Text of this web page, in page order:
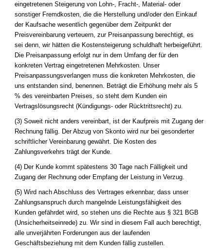
eingetretenen Steigerung von Lohn-, Fracht-, Material- oder
sonstiger Fremdkosten, die die Herstellung und/oder den Einkauf
der Kaufsache wesentlich gegenüber dem Zeitpunkt der
Preisvereinbarung verteuern, zur Preisanpassung berechtigt, es
sei denn, wir hätten die Kostensteigerung schuldhaft herbeigeführt.
Die Preisanpassung erfolgt nur in dem Umfang der für den
konkreten Vertrag eingetretenen Mehrkosten. Unser
Preisanpassungsverlangen muss die konkreten Mehrkosten, die
uns entstanden sind, benennen. Beträgt die Erhöhung mehr als 5
% des vereinbarten Preises, so steht dem Kunden ein
Vertragslösungsrecht (Kündigungs- oder Rücktrittsrecht) zu.
(3) Soweit nicht anders vereinbart, ist der Kaufpreis mit Zugang der
Rechnung fällig. Der Abzug von Skonto wird nur bei gesonderter
schriftlicher Vereinbarung gewährt. Die Kosten des
Zahlungsverkehrs trägt der Kunde.
(4) Der Kunde kommt spätestens 30 Tage nach Fälligkeit und
Zugang der Rechnung oder Empfang der Leistung in Verzug.
(5) Wird nach Abschluss des Vertrages erkennbar, dass unser
Zahlungsanspruch durch mangelnde Leistungsfähigkeit des
Kunden gefährdet wird, so stehen uns die Rechte aus § 321 BGB
(Unsicherheitseinrede) zu. Wir sind in diesem Fall auch berechtigt,
alle unverjährten Forderungen aus der laufenden
Geschäftsbeziehung mit dem Kunden fällig zustellen.